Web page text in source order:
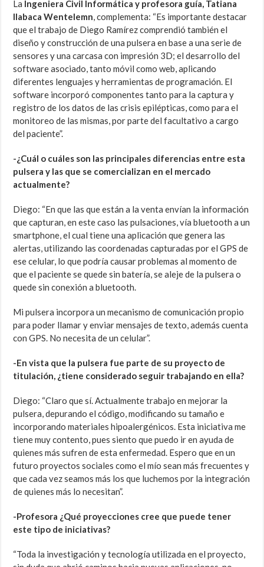
La Ingeniera Civil Informática y profesora guía, Tatiana
Ilabaca Wentelemn, complementa: “Es importante destacar
que el trabajo de Diego Ramírez comprendió también el
diseño y construcción de una pulsera en base a una serie de
sensores y una carcasa con impresión 3D; el desarrollo del
software asociado, tanto móvil como web, aplicando
diferentes lenguajes y herramientas de programación. El
software incorporó componentes tanto para la captura y
registro de los datos de las crisis epilépticas, como para el
monitoreo de las mismas, por parte del facultativo a cargo
del paciente”.
-¿Cuál o cuáles son las principales diferencias entre esta
pulsera y las que se comercializan en el mercado
actualmente?
Diego: “En que las que están a la venta envían la información
que capturan, en este caso las pulsaciones, vía bluetooth a un
smartphone, el cual tiene una aplicación que genera las
alertas, utilizando las coordenadas capturadas por el GPS de
ese celular, lo que podría causar problemas al momento de
que el paciente se quede sin batería, se aleje de la pulsera o
quede sin conexión a bluetooth.
Mi pulsera incorpora un mecanismo de comunicación propio
para poder llamar y enviar mensajes de texto, además cuenta
con GPS. No necesita de un celular”.
-En vista que la pulsera fue parte de su proyecto de
titulación, ¿tiene considerado seguir trabajando en ella?
Diego: “Claro que sí. Actualmente trabajo en mejorar la
pulsera, depurando el código, modificando su tamaño e
incorporando materiales hipoalergénicos. Esta iniciativa me
tiene muy contento, pues siento que puedo ir en ayuda de
quienes más sufren de esta enfermedad. Espero que en un
futuro proyectos sociales como el mío sean más frecuentes y
que cada vez seamos más los que luchemos por la integración
de quienes más lo necesitan”.
-Profesora ¿Qué proyecciones cree que puede tener
este tipo de iniciativas?
“Toda la investigación y tecnología utilizada en el proyecto,